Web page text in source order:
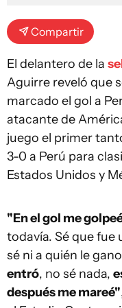
Compartir
El delantero de la
Aguirre reveló que
marcado el gol a
atacante de
juego el primer
3-0 a Perú para
Estados Unidos y
"En el gol me
todavía. Sé que fue
sé ni a quién le
entró, no sé nada,
después me mareé"